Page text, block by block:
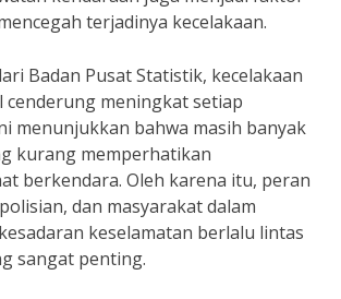
terjadinya kecelakaan.
Badan Pusat Statistik, kecelakaan
meningkat setiap
menunjukkan bahwa masih banyak
kurang memperhatikan
berkendara. Oleh karena itu, peran
dan masyarakat dalam
keselamatan berlalu lintas
sangat penting.